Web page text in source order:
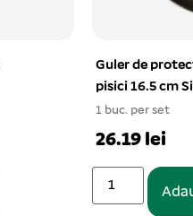
Guler de
pisici 16.5 cm
1 buc. per set
26.19 lei